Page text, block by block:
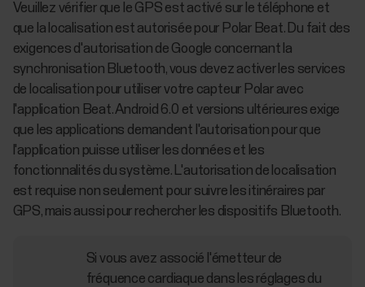
Veuillez vérifier que le GPS est activé sur le téléphone et
que la localisation est autorisée pour Polar Beat. Du fait des
exigences d'autorisation de Google concernant la
synchronisation Bluetooth, vous devez activer les services
de localisation pour utiliser votre capteur Polar avec
l'application Beat. Android 6.0 et versions ultérieures exige
que les applications demandent l'autorisation pour que
l'application puisse utiliser les données et les
fonctionnalités du système. L'autorisation de localisation
est requise non seulement pour suivre les itinéraires par
GPS, mais aussi pour rechercher les dispositifs Bluetooth.
Si vous avez associé l'émetteur de
fréquence cardiaque dans les réglages du